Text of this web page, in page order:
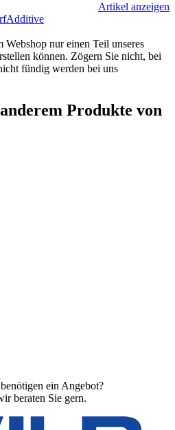
Artikel anzeigen
Additive
nur einen Teil unseres
können. Zögern Sie nicht, bei
fündig werden bei uns
Produkte von
ein Angebot?
beraten Sie gern.